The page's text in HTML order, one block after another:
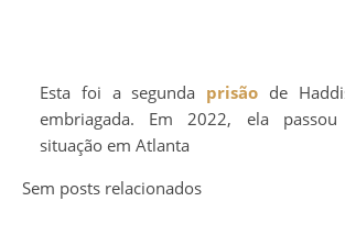
Esta foi a segunda prisão de
embriagada. Em 2022, ela
situação em Atlanta
Sem posts relacionados